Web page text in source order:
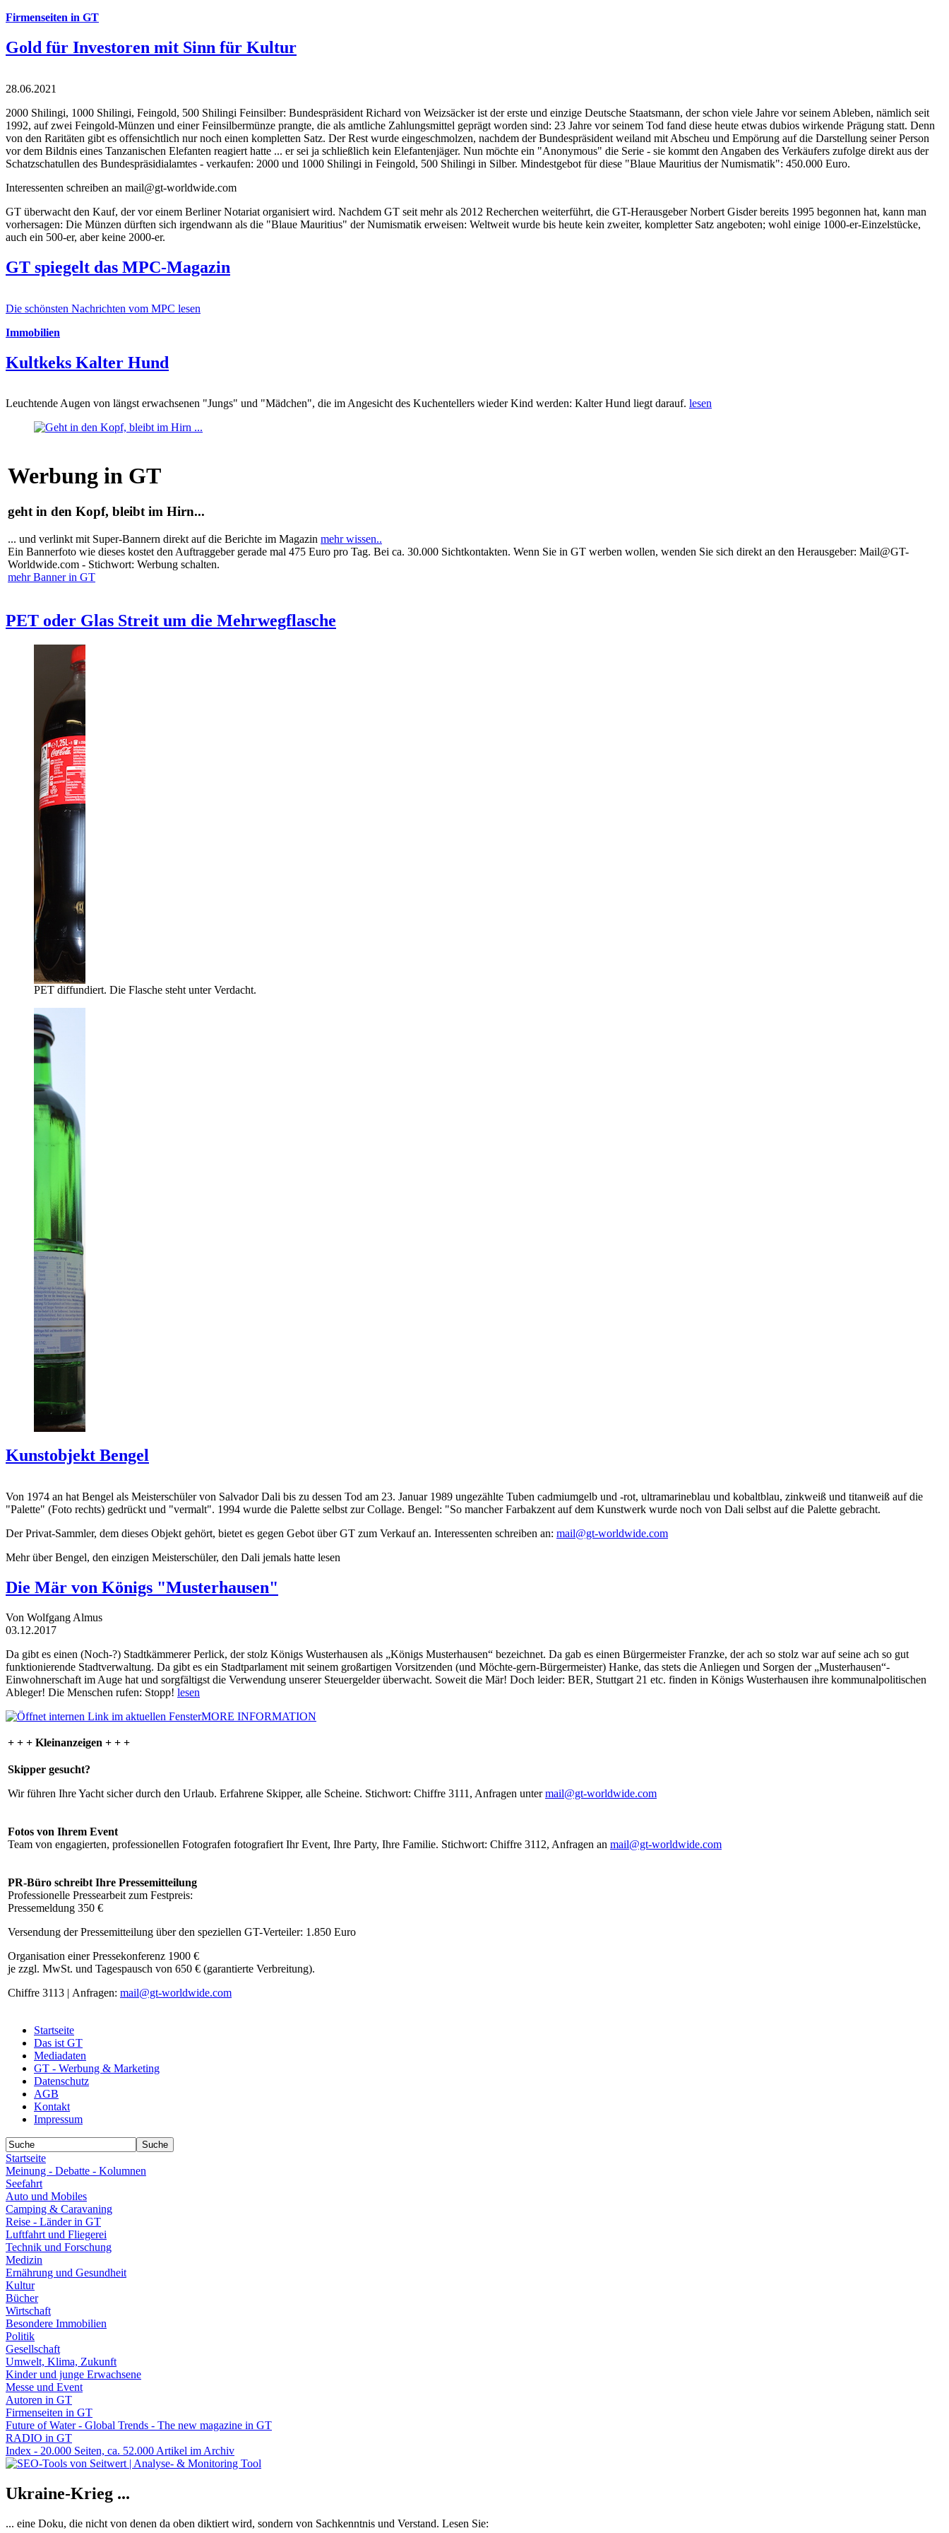
Firmenseiten in GT
Gold für Investoren mit Sinn für Kultur
28.06.2021
2000 Shilingi, 1000 Shilingi, Feingold, 500 Shilingi Feinsilber: Bundespräsident Richard von Weizsäcker ist der erste und einzige Deutsche Staatsmann, der schon viele Jahre vor seinem Ableben, nämlich seit
1992, auf zwei Feingold-Münzen und einer Feinsilbermünze prangte, die als amtliche Zahlungsmittel geprägt worden sind: 23 Jahre vor seinem Tod fand diese heute etwas dubios wirkende Prägung statt. Denn
von den Raritäten gibt es offensichtlich nur noch einen kompletten Satz. Der Rest wurde eingeschmolzen, nachdem der Bundespräsident weiland mit Abscheu und Empörung auf die Darstellung seiner Person
vor dem Bildnis eines Tanzanischen Elefanten reagiert hatte ... er sei ja schließlich kein Elefantenjäger. Nun möchte ein "Anonymous" die Serie - sie kommt den Angaben des Verkäufers zufolge direkt aus der
Schatzschatullen des Bundespräsidialamtes - verkaufen: 2000 und 1000 Shilingi in Feingold, 500 Shilingi in Silber. Mindestgebot für diese "Blaue Mauritius der Numismatik": 450.000 Euro.
Interessenten schreiben an mail@gt-worldwide.com
GT überwacht den Kauf, der vor einem Berliner Notariat organisiert wird. Nachdem GT seit mehr als 2012 Recherchen weiterführt, die GT-Herausgeber Norbert Gisder bereits 1995 begonnen hat, kann man
vorhersagen: Die Münzen dürften sich irgendwann als die "Blaue Mauritius" der Numismatik erweisen: Weltweit wurde bis heute kein zweiter, kompletter Satz angeboten; wohl einige 1000-er-Einzelstücke,
auch ein 500-er, aber keine 2000-er.
GT spiegelt das MPC-Magazin
Die schönsten Nachrichten vom MPC lesen
Immobilien
Kultkeks Kalter Hund
Leuchtende Augen von längst erwachsenen "Jungs" und "Mädchen", die im Angesicht des Kuchentellers wieder Kind werden: Kalter Hund liegt darauf. lesen
Werbung in GT
geht in den Kopf, bleibt im Hirn...
... und verlinkt mit Super-Bannern direkt auf die Berichte im Magazin mehr wissen..
Ein Bannerfoto wie dieses kostet den Auftraggeber gerade mal 475 Euro pro Tag. Bei ca. 30.000 Sichtkontakten. Wenn Sie in GT werben wollen, wenden Sie sich direkt an den Herausgeber: Mail@GT-
Worldwide.com - Stichwort: Werbung schalten.
mehr Banner in GT
PET oder Glas Streit um die Mehrwegflasche
PET diffundiert. Die Flasche steht unter Verdacht.
Kunstobjekt Bengel
Von 1974 an hat Bengel als Meisterschüler von Salvador Dali bis zu dessen Tod am 23. Januar 1989 ungezählte Tuben cadmiumgelb und -rot, ultramarineblau und kobaltblau, zinkweiß und titanweiß auf die
"Palette" (Foto rechts) gedrückt und "vermalt". 1994 wurde die Palette selbst zur Collage. Bengel: "So mancher Farbakzent auf dem Kunstwerk wurde noch von Dali selbst auf die Palette gebracht.
Der Privat-Sammler, dem dieses Objekt gehört, bietet es gegen Gebot über GT zum Verkauf an. Interessenten schreiben an: mail@gt-worldwide.com
Mehr über Bengel, den einzigen Meisterschüler, den Dali jemals hatte lesen
Die Mär von Königs "Musterhausen"
Von Wolfgang Almus
03.12.2017
Da gibt es einen (Noch-?) Stadtkämmerer Perlick, der stolz Königs Wusterhausen als „Königs Musterhausen“ bezeichnet. Da gab es einen Bürgermeister Franzke, der ach so stolz war auf seine ach so gut
funktionierende Stadtverwaltung. Da gibt es ein Stadtparlament mit seinem großartigen Vorsitzenden (und Möchte-gern-Bürgermeister) Hanke, das stets die Anliegen und Sorgen der „Musterhausen“-
Einwohnerschaft im Auge hat und sorgfältigst die Verwendung unserer Steuergelder überwacht. Soweit die Mär! Doch leider: BER, Stuttgart 21 etc. finden in Königs Wusterhausen ihre kommunalpolitischen
Ableger! Die Menschen rufen: Stopp! lesen
MORE INFORMATION
+ + + Kleinanzeigen + + +
Skipper gesucht?
Wir führen Ihre Yacht sicher durch den Urlaub. Erfahrene Skipper, alle Scheine. Stichwort: Chiffre 3111, Anfragen untermail@gt-worldwide.com
Fotos von Ihrem Event
Team von engagierten, professionellen Fotografen fotografiert Ihr Event, Ihre Party, Ihre Familie. Stichwort: Chiffre 3112, Anfragen an mail@gt-worldwide.com
PR-Büro schreibt Ihre Pressemitteilung
Professionelle Pressearbeit zum Festpreis:
Pressemeldung 350 €
Versendung der Pressemitteilung über den speziellen GT-Verteiler: 1.850 Euro
Organisation einer Pressekonferenz 1900 €
je zzgl. MwSt. und Tagespausch von 650 € (garantierte Verbreitung).
Chiffre 3113 | Anfragen: mail@gt-worldwide.com
Startseite
Das ist GT
Mediadaten
GT - Werbung & Marketing
Datenschutz
AGB
Kontakt
Impressum
Startseite
Meinung - Debatte - Kolumnen
Seefahrt
Auto und Mobiles
Camping & Caravaning
Reise - Länder in GT
Luftfahrt und Fliegerei
Technik und Forschung
Medizin
Ernährung und Gesundheit
Kultur
Bücher
Wirtschaft
Besondere Immobilien
Politik
Gesellschaft
Umwelt, Klima, Zukunft
Kinder und junge Erwachsene
Messe und Event
Autoren in GT
Firmenseiten in GT
Future of Water - Global Trends - The new magazine in GT
RADIO in GT
Index - 20.000 Seiten, ca. 52.000 Artikel im Archiv
Ukraine-Krieg ...
... eine Doku, die nicht von denen da oben diktiert wird, sondern von Sachkenntnis und Verstand. Lesen Sie: